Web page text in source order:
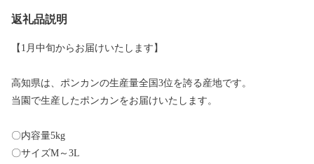
返礼品説明
【1月中旬からお届けいたします】
高知県は、ポンカンの生産量全国3位を誇る産地です。
当園で生産したポンカンをお届けいたします。
〇内容量5kg
〇サイズM～3L